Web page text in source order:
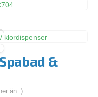
&
än. )